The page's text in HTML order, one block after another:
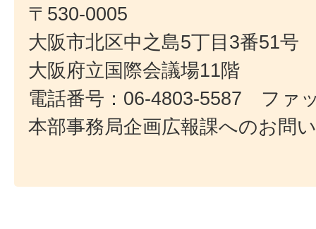
〒530-0005
大阪市北区中之島5丁目3番51号
大阪府立国際会議場11階
電話番号：06-4803-5587 ファ
本部事務局企画広報課へのお問